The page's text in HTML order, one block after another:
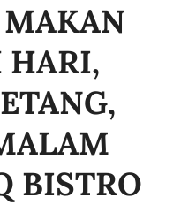
MAKAN
HARI,
BISTRO